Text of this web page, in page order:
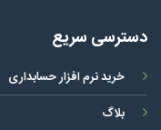
دسترسی سریع
خرید نرم افزار حسابداری
بلاگ